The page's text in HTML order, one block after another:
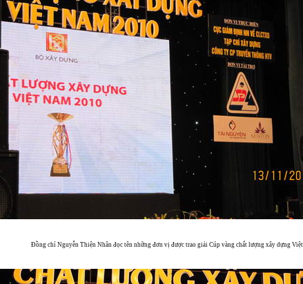
Đồng chí Nguyễn Thiện Nhân đọc tên những đơn vị được trao giải Cúp vàng chất lượng xây dựng